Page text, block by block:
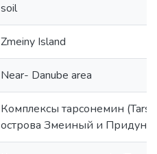
soil
Zmeiny Island
Near- Danube area
Комплексы тарсонемин
острова Змеиный и